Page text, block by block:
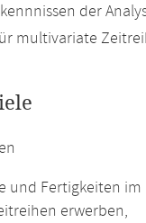
der
multivariate
und Fertigkeiten
erwerben,